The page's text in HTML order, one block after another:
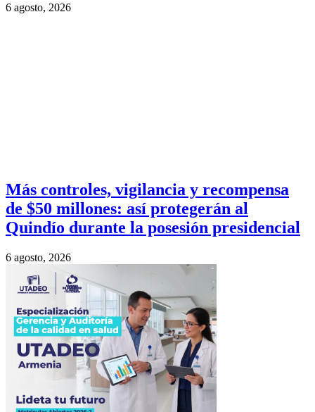
6 agosto, 2026
Más controles, vigilancia y recompensa
de $50 millones: así protegerán al
Quindío durante la posesión presidencial
6 agosto, 2026